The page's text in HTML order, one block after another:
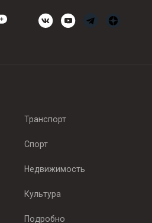
Транспорт
Спорт
Недвижимость
Культура
Подробно